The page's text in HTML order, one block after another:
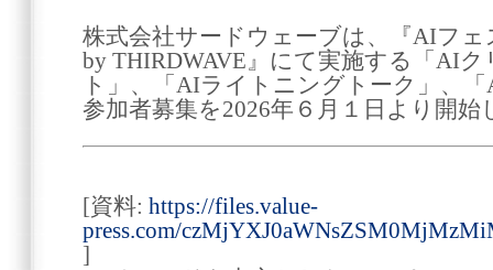
株式会社サードウェーブは、『AIフ
by THIRDWAVE』にて実施する「AI
ト」、「AIライトニングトーク」、
参加者募集を2026年６月１日より開始
[資料: https://files.value-
press.com/
]